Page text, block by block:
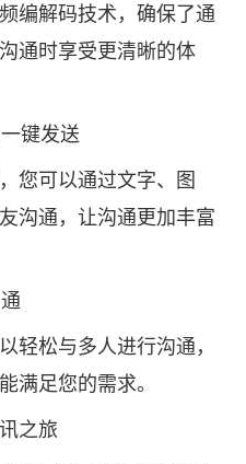
编解码技术，确保了通
通时享受更清晰的体
键发送
您可以通过文字、图
沟通，让沟通更加丰富
轻松与多人进行沟通，
满足您的需求。
之旅